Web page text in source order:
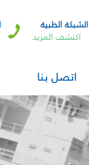
الشبكة الطبية
اكتشف المزيد
اتصل بنا